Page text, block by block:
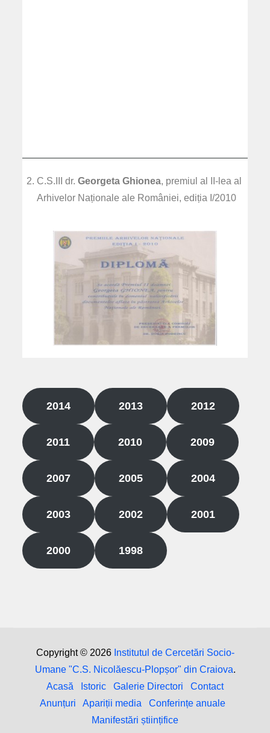
C.S.III dr.Georgeta Ghionea, premiul al II-lea al
Arhivelor Naționale ale României, ediția I/2010
2014 2013 2012
2011 2010 2009
2007 2005 2004
2003 2002 2001
2000 1998
Copyright © 2026 Institutul de Cercetări Socio-
Umane "C.S. Nicolăescu-Plopșor" din Craiova.
Acasă
Istoric Galerie Directori
Contact
Anunțuri
Apariții media
Conferințe anuale
Manifestări științifice